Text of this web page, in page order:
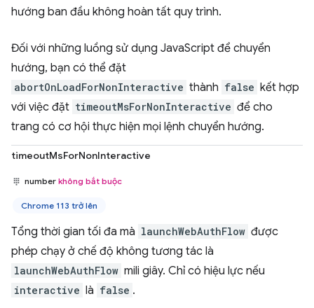
hướng ban đầu không hoàn tất quy trình.
Đối với những luồng sử dụng JavaScript để chuyển
hướng, bạn có thể đặt
abortOnLoadForNonInteractive thành false kết hợp
với việc đặt timeoutMsForNonInteractive để cho
trang có cơ hội thực hiện mọi lệnh chuyển hướng.
timeoutMsForNonInteractive
number không bắt buộc
Chrome 113 trở lên
Tổng thời gian tối đa mà launchWebAuthFlow được
phép chạy ở chế độ không tương tác là
launchWebAuthFlow mili giây. Chỉ có hiệu lực nếu
interactive là false .